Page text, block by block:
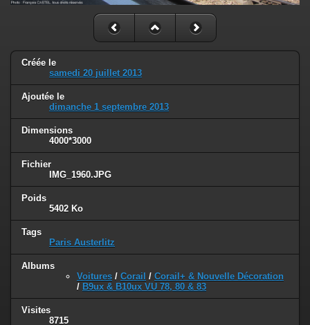
Créée le
samedi 20 juillet 2013
Ajoutée le
dimanche 1 septembre 2013
Dimensions
4000*3000
Fichier
IMG_1960.JPG
Poids
5402 Ko
Tags
Paris Austerlitz
Albums
Voitures / Corail / Corail+ & Nouvelle Décoration
/ B9ux & B10ux VU 78, 80 & 83
Visites
8715